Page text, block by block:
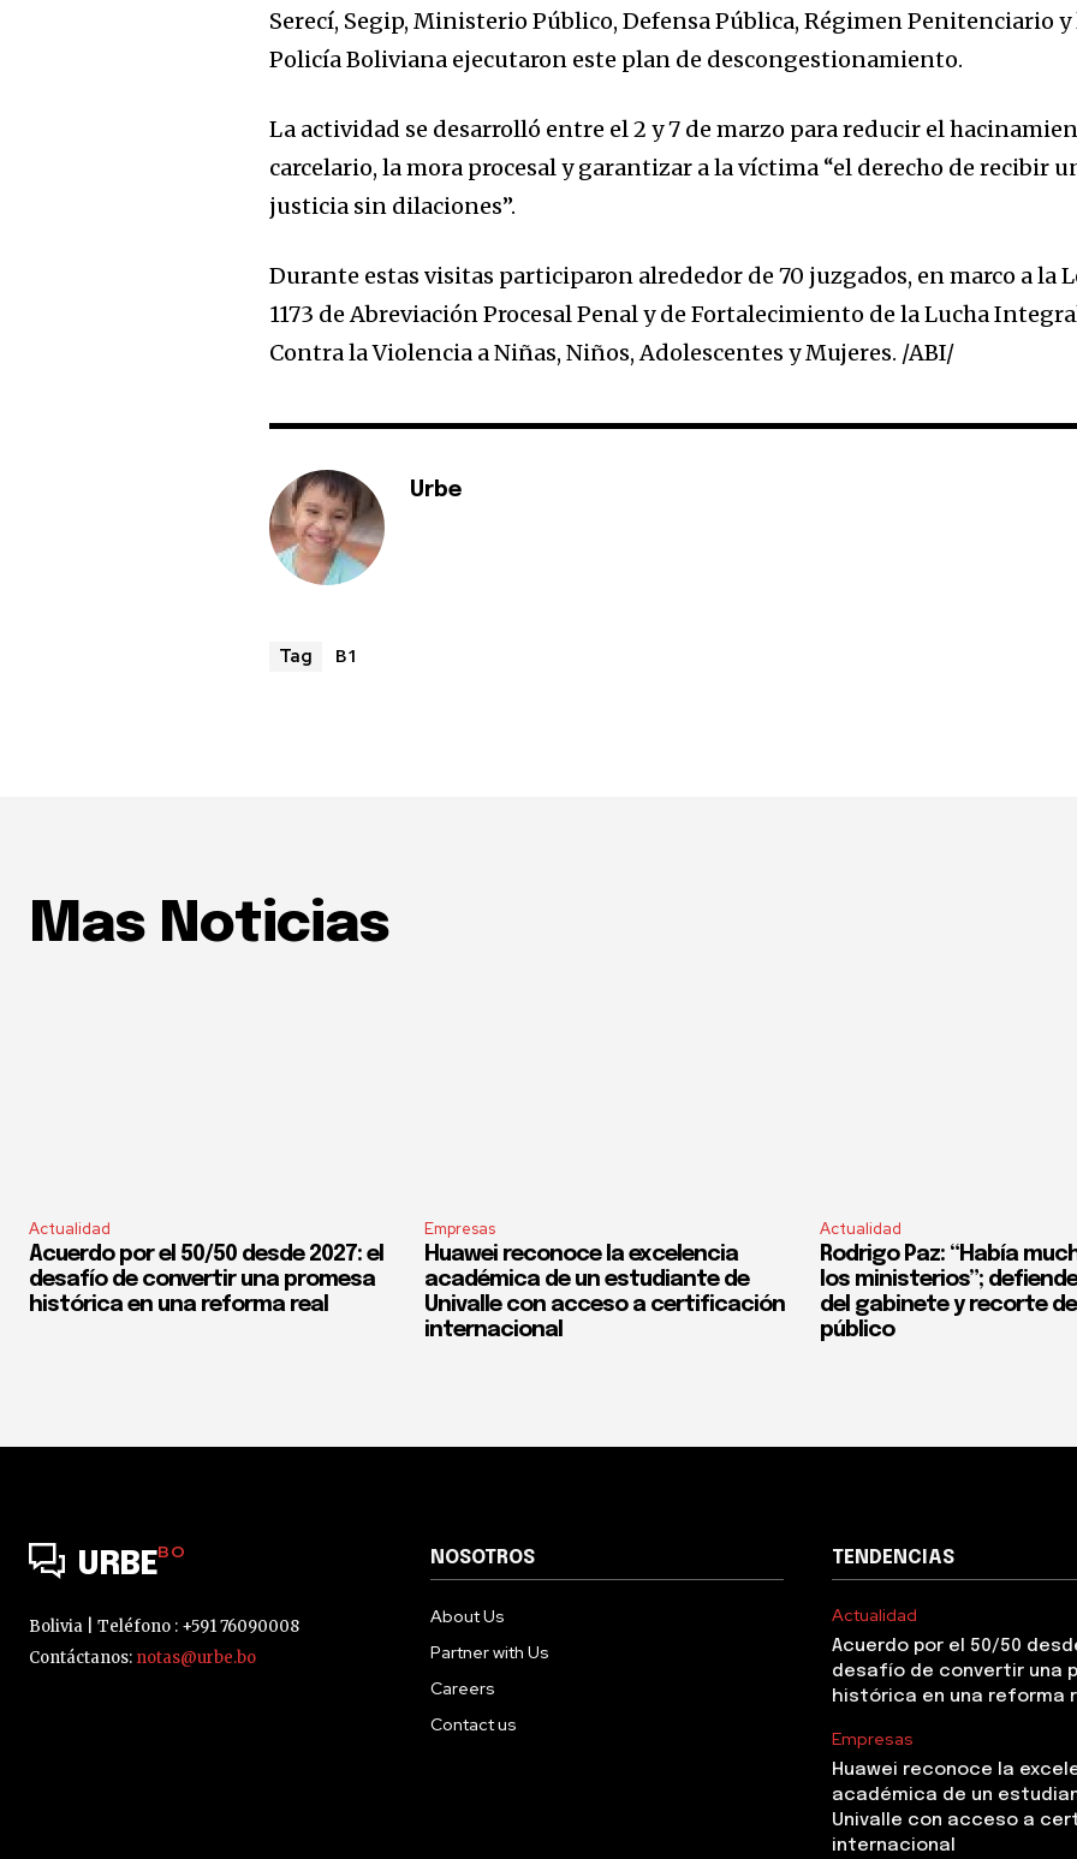
To subscribe, simply enter your email address on our website or click
Serecí, Segip, Ministerio Público, Defensa Pública, Régimen Penitenciario y
Policía Boliviana ejecutaron este plan de descongestionamiento.
La actividad se desarrolló entre el 2 y 7 de marzo para reducir el
carcelario, la mora procesal y garantizar a la víctima “el derecho de recibir
justicia sin dilaciones”.
Durante estas visitas participaron alrededor de 70 juzgados, en marco a la
1173 de Abreviación Procesal Penal y de Fortalecimiento de la Lucha
Contra la Violencia a Niñas, Niños, Adolescentes y Mujeres. /ABI/
Urbe
Tag B1
Mas Noticias
Actualidad
Acuerdo por el 50/50 desde 2027: el
desafío de convertir una promesa
histórica en una reforma real
Empresas
Huawei reconoce la excelencia
académica de un estudiante de
Univalle con acceso a certificación
internacional
Actualidad
Rodrigo Paz: “Había
los ministerios”;
del gabinete y recorte
público
URBEBO
Bolivia | Teléfono : +591 76090008
Contáctanos: notas@urbe.bo
NOSOTROS
About Us
Partner with Us
Careers
Contact us
TENDENCIAS
Actualidad
Acuerdo por el 50/50
desafío de convertir una
histórica en una reforma
Empresas
Huawei reconoce la
académica de un
Univalle con acceso a
internacional